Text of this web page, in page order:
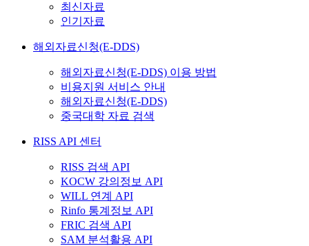
최신자료
인기자료
해외자료신청(E-DDS)
해외자료신청(E-DDS) 이용 방법
비용지원 서비스 안내
해외자료신청(E-DDS)
중국대학 자료 검색
RISS API 센터
RISS 검색 API
KOCW 강의정보 API
WILL 연계 API
Rinfo 통계정보 API
FRIC 검색 API
SAM 분석활용 API